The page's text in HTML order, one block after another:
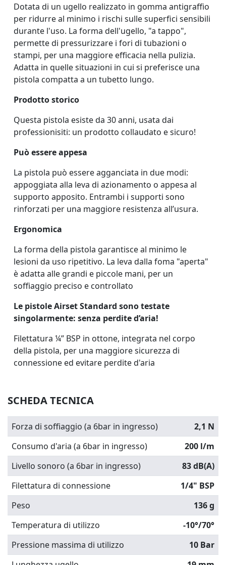
Dotata di un ugello realizzato in gomma antigraffio
per ridurre al minimo i rischi sulle superfici sensibili
durante l'uso. La forma dell'ugello, "a tappo",
permette di pressurizzare i fori di tubazioni o
stampi, per una maggiore efficacia nella pulizia.
Adatta in quelle situazioni in cui si preferisce una
pistola compatta a un tubetto lungo.
Prodotto storico
Questa pistola esiste da 30 anni, usata dai
professionisiti: un prodotto collaudato e sicuro!
Può essere appesa
La pistola può essere agganciata in due modi:
appoggiata alla leva di azionamento o appesa al
supporto apposito. Entrambi i supporti sono
rinforzati per una maggiore resistenza all’usura.
Ergonomica
La forma della pistola garantisce al minimo le
lesioni da uso ripetitivo. La leva dalla foma "aperta"
è adatta alle grandi e piccole mani, per un
soffiaggio preciso e controllato
Le pistole Airset Standard sono testate
singolarmente: senza perdite d’aria!
Filettatura ¼” BSP in ottone, integrata nel corpo
della pistola, per una maggiore sicurezza di
connessione ed evitare perdite d'aria
SCHEDA TECNICA
Forza di soffiaggio (a 6bar in ingresso)
2,1 N
Consumo d'aria (a 6bar in ingresso)
200 l/m
Livello sonoro (a 6bar in ingresso)
83 dB(A)
Filettatura di connessione
1/4" BSP
Peso
136 g
Temperatura di utilizzo
-10°/70°
Pressione massima di utilizzo
10 Bar